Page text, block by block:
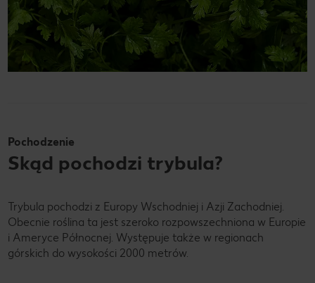
Pochodzenie
Skąd pochodzi trybula?
Trybula pochodzi z Europy Wschodniej i Azji Zachodniej.
Obecnie roślina ta jest szeroko rozpowszechniona w Europie
i Ameryce Północnej. Występuje także w regionach
górskich do wysokości 2000 metrów.